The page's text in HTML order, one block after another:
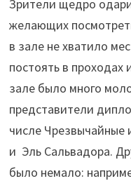
Зрители щедро
желающих
в зале не хватило
постоять в проходах
зале было много
представители
числе
и Эль Сальвадора.
было немало: